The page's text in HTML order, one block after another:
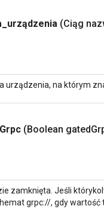
urządzenia (Ciąg
urządzenia, na którym
Grpc (Boolean gated
zamknięta. Jeśli
grpc://, gdy